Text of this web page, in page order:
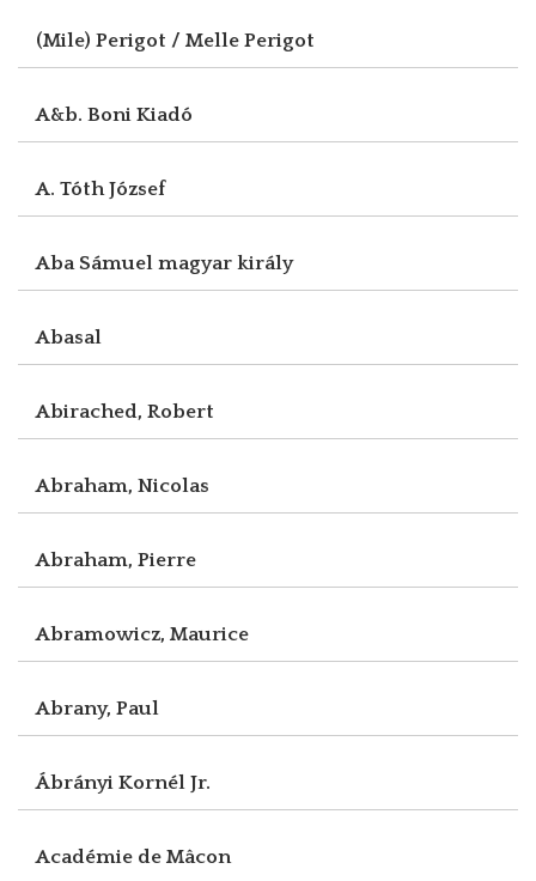
(Mile) Perigot / Melle Perigot
A&b. Boni Kiadó
A. Tóth József
Aba Sámuel magyar király
Abasal
Abirached, Robert
Abraham, Nicolas
Abraham, Pierre
Abramowicz, Maurice
Abrany, Paul
Ábrányi Kornél Jr.
Académie de Mâcon